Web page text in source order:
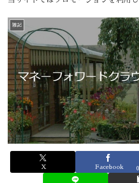
雑記
X Facebook 0